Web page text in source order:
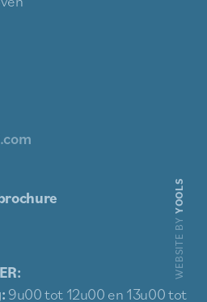
9u00 tot 12u00 en 13u00 tot
WEBSITE BY
YOOLS